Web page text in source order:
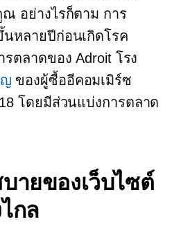
อย่างไรก็ตาม การ
หลายปีก่อนเกิดโรค
ตลาดของ Adroit โรง
ของผู้ซื้ออีคอมเมิร์ซ
โดยมีส่วนแบ่งการตลาด
ายของเว็บไซต์
กล